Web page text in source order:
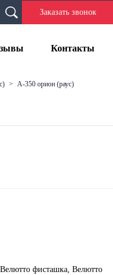
Заказать звонок
Контакты
> а-350 орион (раус)
фисташка, Велютто